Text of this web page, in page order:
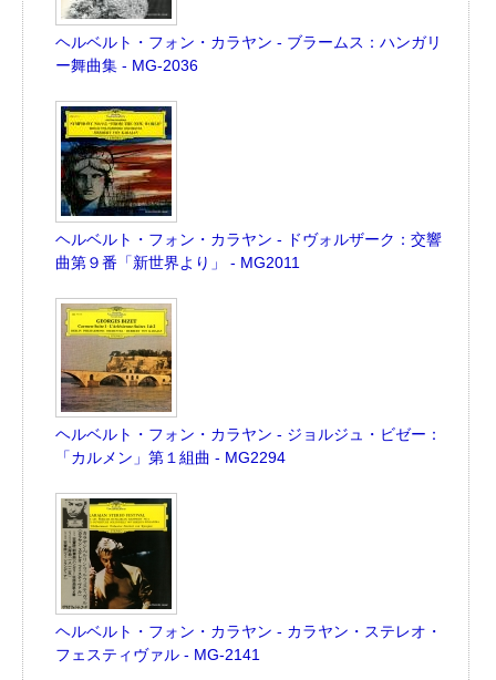
ヘルベルト・フォン・カラヤン - ブラームス：ハンガリ
ー舞曲集 - MG-2036
ヘルベルト・フォン・カラヤン - ドヴォルザーク：交響
曲第９番「新世界より」 - MG2011
ヘルベルト・フォン・カラヤン - ジョルジュ・ビゼー：
「カルメン」第１組曲 - MG2294
ヘルベルト・フォン・カラヤン - カラヤン・ステレオ・
フェスティヴァル - MG-2141